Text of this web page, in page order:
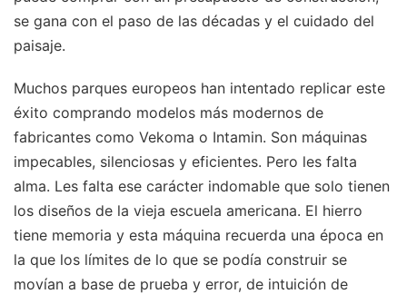
se gana con el paso de las décadas y el cuidado del
paisaje.
Muchos parques europeos han intentado replicar este
éxito comprando modelos más modernos de
fabricantes como Vekoma o Intamin. Son máquinas
impecables, silenciosas y eficientes. Pero les falta
alma. Les falta ese carácter indomable que solo tienen
los diseños de la vieja escuela americana. El hierro
tiene memoria y esta máquina recuerda una época en
la que los límites de lo que se podía construir se
movían a base de prueba y error, de intuición de